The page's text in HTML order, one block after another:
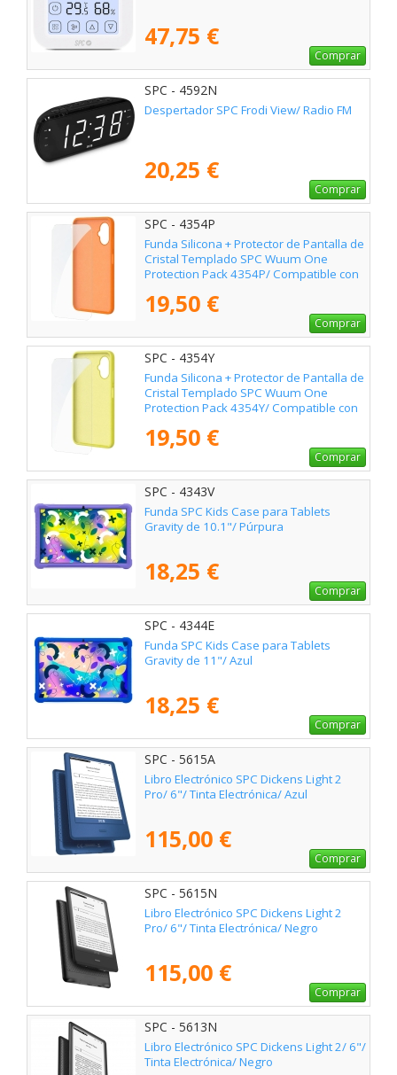
47,75 €
Comprar
SPC - 4592N
Despertador SPC Frodi View/ Radio FM
20,25 €
Comprar
SPC - 4354P
Funda Silicona + Protector de Pantalla de
Cristal Templado SPC Wuum One
Protection Pack 4354P/ Compatible con
19,50 €
Comprar
SPC - 4354Y
Funda Silicona + Protector de Pantalla de
Cristal Templado SPC Wuum One
Protection Pack 4354Y/ Compatible con
19,50 €
Comprar
SPC - 4343V
Funda SPC Kids Case para Tablets
Gravity de 10.1"/ Púrpura
18,25 €
Comprar
SPC - 4344E
Funda SPC Kids Case para Tablets
Gravity de 11"/ Azul
18,25 €
Comprar
SPC - 5615A
Libro Electrónico SPC Dickens Light 2
Pro/ 6"/ Tinta Electrónica/ Azul
115,00 €
Comprar
SPC - 5615N
Libro Electrónico SPC Dickens Light 2
Pro/ 6"/ Tinta Electrónica/ Negro
115,00 €
Comprar
SPC - 5613N
Libro Electrónico SPC Dickens Light 2/ 6"/
Tinta Electrónica/ Negro